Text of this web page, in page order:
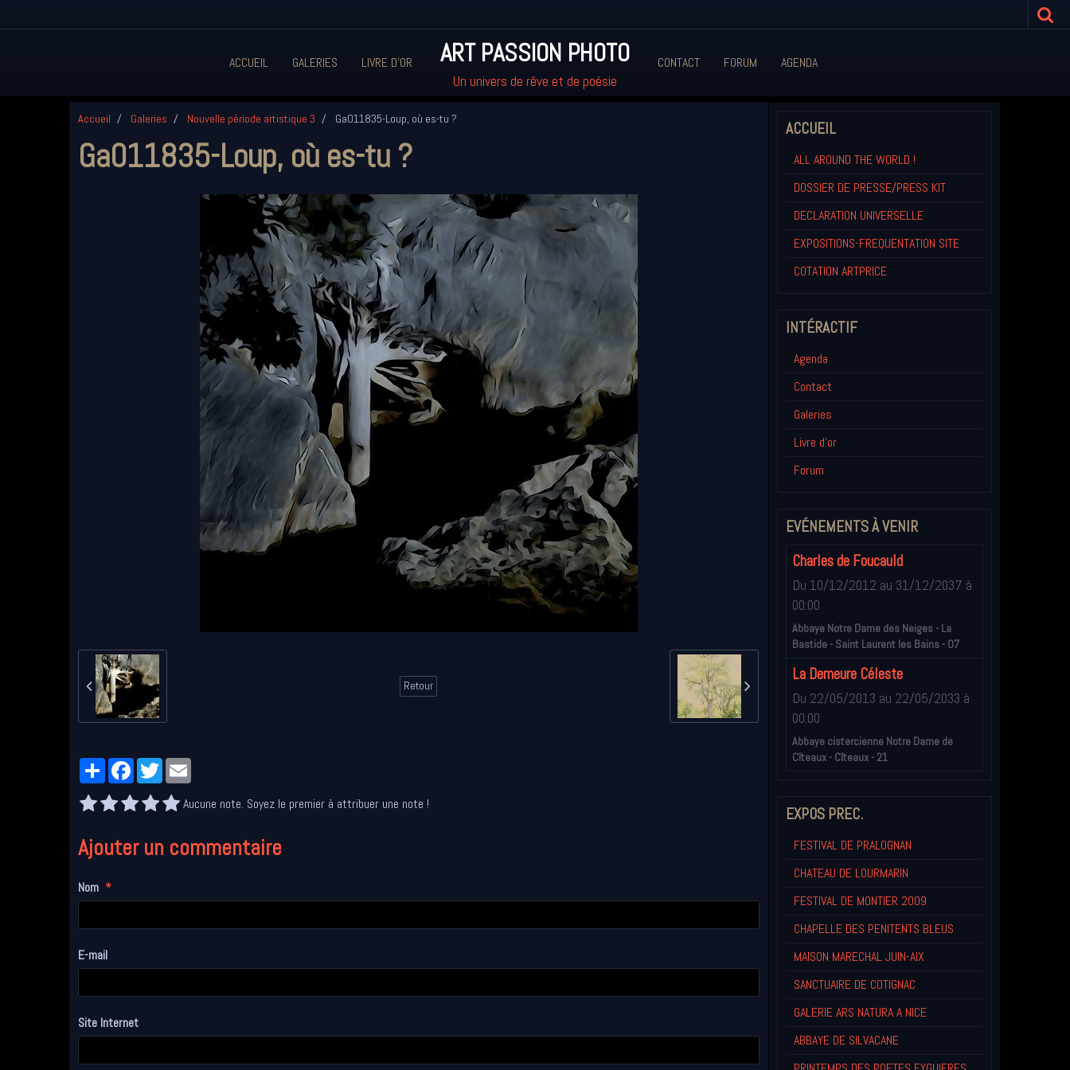
ACCUEIL GALERIES LIVRE D'OR ART PASSION PHOTO
Un univers de rêve et de poésie
CONTACT FORUM AGENDA
Accueil Galeries Nouvelle période artistique 3 Ga011835-Loup, où es-tu ?
Ga011835-Loup, où es-tu ?
Retour
PartagerFacebookTwitter
Aucune note. Soyez le premier à attribuer une note !
Ajouter un commentaire
Nom
E-mail
Site Internet
ACCUEIL
ALL AROUND THE WORLD !
DOSSIER DE PRESSE/PRESS KIT
DECLARATION UNIVERSELLE
EXPOSITIONS-FREQUENTATION SITE
COTATION ARTPRICE
INTÉRACTIF
Agenda
Contact
Galeries
Livre d'or
Forum
EVÉNEMENTS À VENIR
Charles de Foucauld
Du 10/12/2012 au 31/12/2037 à
00:00
Abbaye Notre Dame des Neiges - La
Bastide - Saint Laurent les Bains - 07
La Demeure Céleste
Du 22/05/2013 au 22/05/2033 à
00:00
Abbaye cistercienne Notre Dame de
Cîteaux - Cîteaux - 21
EXPOS PREC.
FESTIVAL DE PRALOGNAN
CHATEAU DE LOURMARIN
FESTIVAL DE MONTIER 2009
CHAPELLE DES PENITENTS BLEUS
MAISON MARECHAL JUIN-AIX
SANCTUAIRE DE COTIGNAC
GALERIE ARS NATURA A NICE
ABBAYE DE SILVACANE